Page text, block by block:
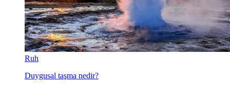
Ruh
Duygusal taşma nedir?